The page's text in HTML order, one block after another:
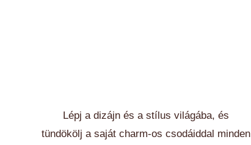
Lépj a dizájn és a stílus világába, és
tündökölj a saját charm-os csodáiddal minden